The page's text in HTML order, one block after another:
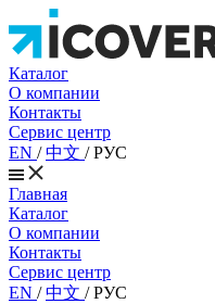
Каталог
О компании
Контакты
Сервис центр
EN /中文 /РУС
Главная
Каталог
О компании
Контакты
Сервис центр
EN /中文 /РУС